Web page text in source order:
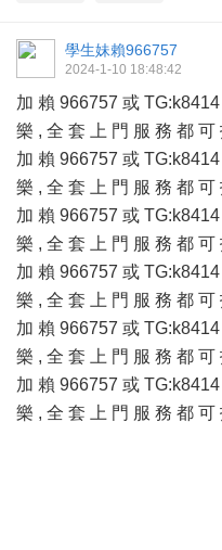
學生妹賴966757
2024-1-10 18:48:42
加 賴 966757 或
樂 , 全 套 上 門 服 務 都 可
加 賴 966757 或
樂 , 全 套 上 門 服 務 都 可
加 賴 966757 或
樂 , 全 套 上 門 服 務 都 可
加 賴 966757 或
樂 , 全 套 上 門 服 務 都 可
加 賴 966757 或
樂 , 全 套 上 門 服 務 都 可
加 賴 966757 或
樂 , 全 套 上 門 服 務 都 可